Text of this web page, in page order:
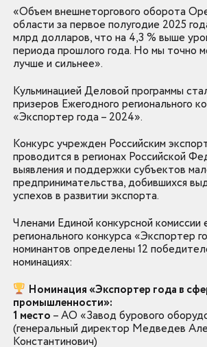
«Объем внешнеторгового оборота
области за первое полугодие 2025
млрд долларов, что на 4,3 % выше
периода прошлого года. Но мы точно
лучше и сильнее».
Кульминацией Деловой программы
призеров Ежегодного регионального
«Экспортер года – 2024».
Конкурс учрежден Российским
проводится в регионах Российской
выявления и поддержки субъектов
предпринимательства, добившихся
успехов в развитии экспорта.
Членами Единой конкурсной комиссии
регионального конкурса «Экспортер
номинантов определены 12
номинациях:
Номинация «Экспортер года в
промышленности»:
1 место – АО «Завод бурового
(генеральный директор Медведев
Константинович)